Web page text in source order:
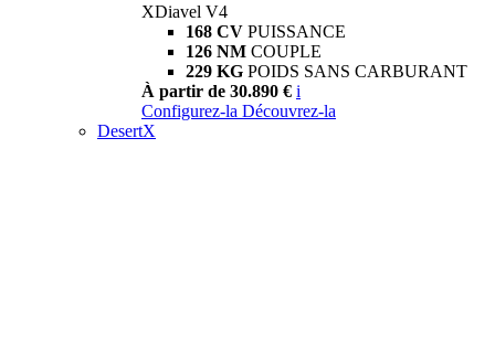
XDiavel V4
168 CV PUISSANCE
126 NM COUPLE
229 KG POIDS SANS CARBURANT
À partir de 30.890 € i
Configurez-la Découvrez-la
DesertX